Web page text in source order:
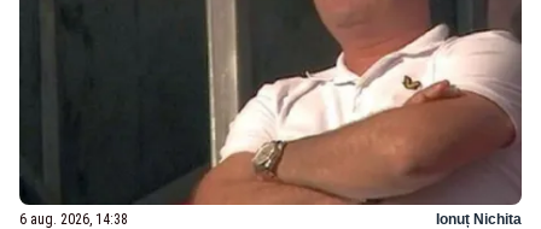
6 aug. 2026, 14:38 Ionuț Nichita